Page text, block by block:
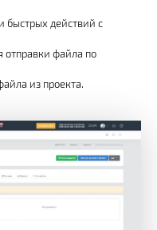
быстрых действий с
отправки файла по
из проекта.